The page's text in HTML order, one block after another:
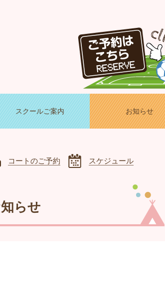
スクールご案内 お知らせ
コートのご予約 スケジュール
らせ